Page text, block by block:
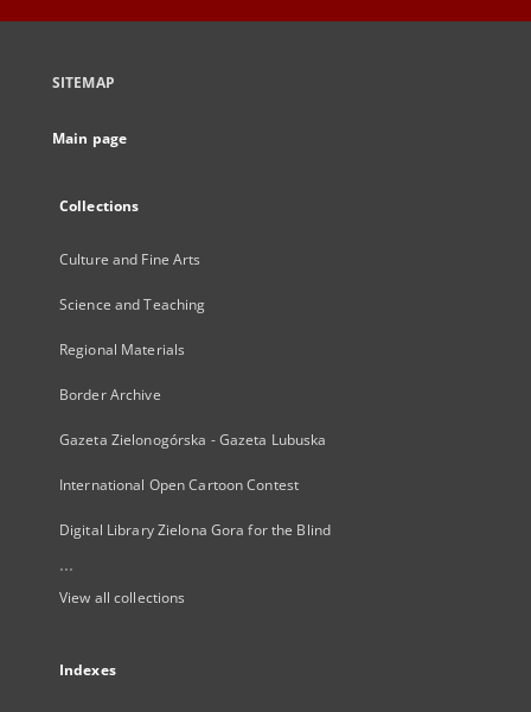
SITEMAP
Main page
Collections
Culture and Fine Arts
Science and Teaching
Regional Materials
Border Archive
Gazeta Zielonogórska - Gazeta Lubuska
International Open Cartoon Contest
Digital Library Zielona Gora for the Blind
...
View all collections
Indexes